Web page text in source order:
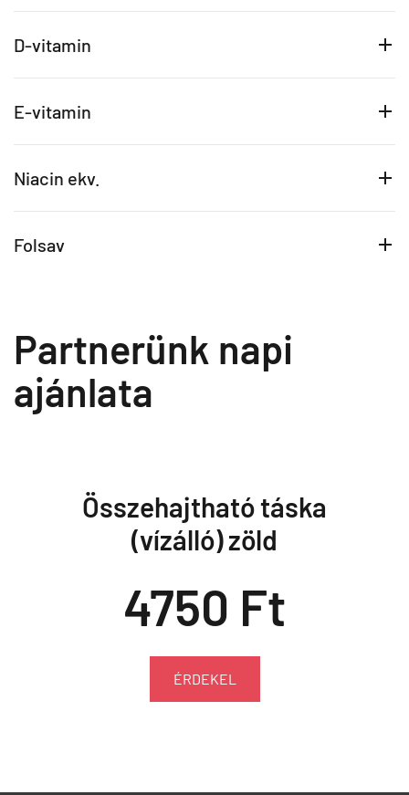
D-vitamin
E-vitamin
Niacin ekv.
Folsav
Partnerünk napi
ajánlata
Összehajtható táska
(vízálló) zöld
4750 Ft
ÉRDEKEL